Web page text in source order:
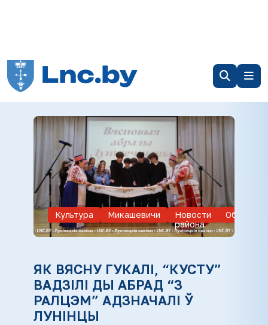
Культура Микашевичи
Новости
района
ЯК ВЯСНУ ГУКАЛІ, “КУСТУ”
ВАДЗІЛІ ДЫ АБРАД “З
РАЛЦЭМ” АДЗНАЧАЛІ Ў
ЛУНІНЦЫ